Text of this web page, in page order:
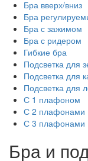
Бра вверх/вниз
Бра
Бра с зажимом
Бра с ридером
Гибкие бра
Подсветка для
Подсветка для
Подсветка для
С 1 плафоном
С 2 плафонами
С 3 плафонами
Бра и